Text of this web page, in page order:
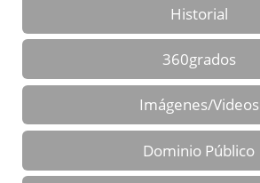
Historial
360grados
Imágenes/Videos
Dominio Público